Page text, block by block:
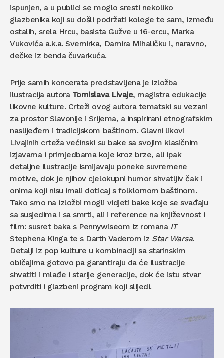
ispunjen, a u publici se moglo sresti nekoliko
glazbenika koji su došli podržati kolege te sam, između
ostalih, srela Hrcu, basista Gužve u 16-ercu, Marka
Vukovića a.k.a. Svemirka, Damira Mihaličku i, naravno,
dečke iz benda čuvarkuća.
Prije samih koncerata predstavljena je izložba
ilustracija autora Tomislava Livaje, magistra edukacije
likovne kulture. Crteži ovog autora tematski su vezani
za prostor Slavonije i Srijema, a inspirirani etnografskim
naslijeđem i tradicijskom baštinom. Glavni likovi
Livajinih crteža većinski su bake sa svojim klasičnim
izjavama i primjedbama koje kroz brze, ali ipak
detaljne ilustracije ismijavaju poneke suvremene
motive, dok je njihov cjelokupni humor shvatljiv čak i
onima koji nisu imali doticaj s folklornom baštinom.
Tako smo na izložbi mogli vidjeti bake koje se svađaju
sa susjedima i sa smrti, ali i reference na književnost i
film: susret baka s Pennywiseom iz romana IT
Stephena Kinga te s Darth Vaderom iz Star Warsa.
Detalji iz pop kulture u kombinaciji sa starinskim
običajima gotovo pa garantiraju da će ilustracije
shvatiti i mlađe i starije generacije, dok će istu stvar
potvrditi i glazbeni program koji slijedi.